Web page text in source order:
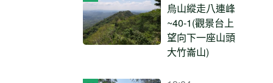
烏山縱走八連峰
~40-1(觀景台上
望向下一座山頭
大竹崙山)